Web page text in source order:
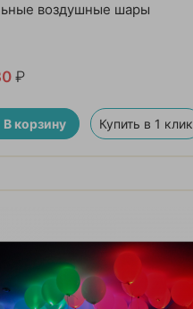
воздушные шары
₽
В корзину Купить в 1 клик